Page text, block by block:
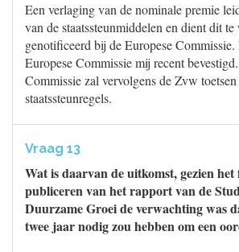
Een verlaging van de nominale premie
van de staatssteunmiddelen en dient dit te
genotificeerd bij de Europese
Europese Commissie mij recent
Commissie zal vervolgens de Zvw
staatssteunregels.
Vraag 13
Wat is daarvan de uitkomst, gezien
publiceren van het rapport van de
Duurzame Groei de verwachting was
twee jaar nodig zou hebben om een